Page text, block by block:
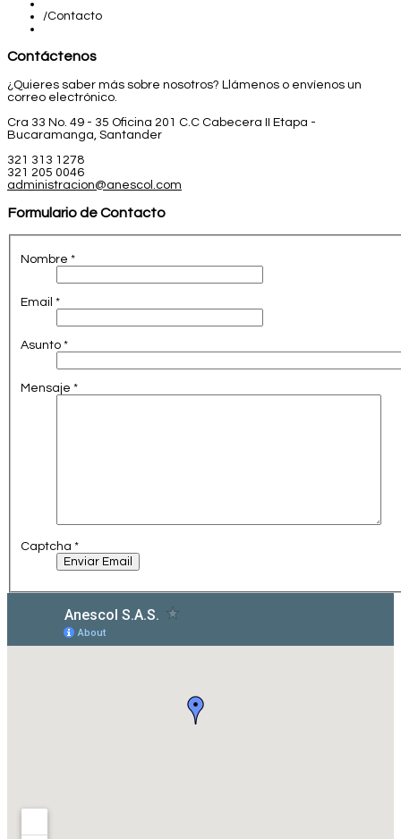
/Contacto
Contáctenos
¿Quieres saber más sobre nosotros? Llámenos o envíenos un
correo electrónico.
Cra 33 No. 49 - 35 Oficina 201 C.C Cabecera II Etapa -
Bucaramanga, Santander
321 313 1278
321 205 0046
administracion@anescol.com
Formulario de Contacto
Nombre *
Email *
Asunto*
Mensaje *
Captcha *
Enviar Email